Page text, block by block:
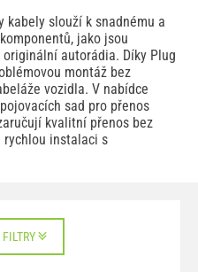
kabely slouží k snadnému a
jako jsou
originální autorádia. Díky Plug
montáž bez
vozidla. V nabídce
sad pro přenos
kvalitní přenos bez
instalaci s